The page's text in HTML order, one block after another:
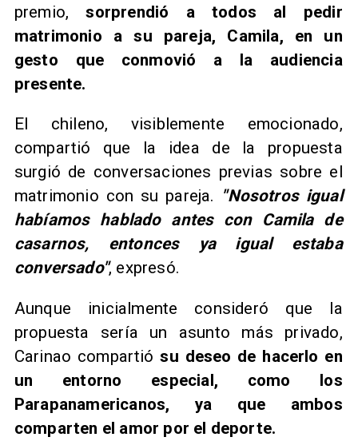
premio,sorprendió a todos al pedir
matrimonio a su pareja, Camila, en un
gesto que conmovió a la audiencia
presente.
El chileno, visiblemente emocionado,
compartió que la idea de la propuesta
surgió de conversaciones previas sobre el
matrimonio con su pareja. "Nosotros igual
habíamos hablado antes con Camila de
casarnos, entonces ya igual estaba
conversado", expresó.
Aunque inicialmente consideró que la
propuesta sería un asunto más privado,
Carinao compartiósu deseo de hacerlo en
un entorno especial, como los
Parapanamericanos, ya que ambos
comparten el amor por el deporte.